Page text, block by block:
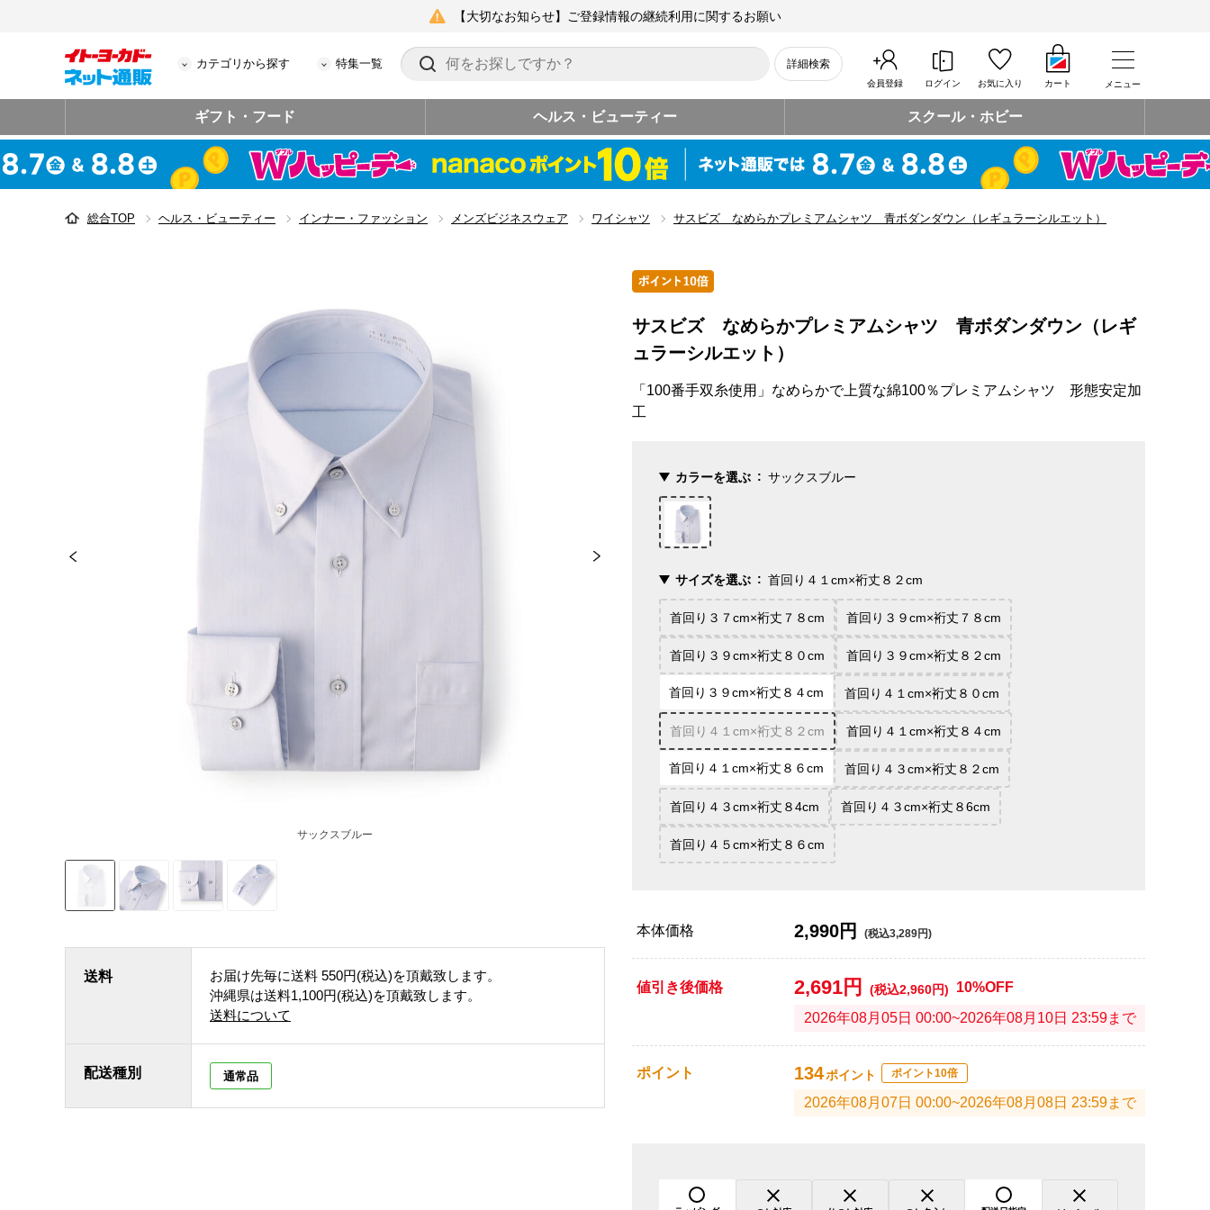
【大切なお知らせ】ご登録情報の継続利用に関するお願い
カテゴリから探す 特集一覧 詳細検索
会員登録 ログイン お気に入り カート メニュー
ギフト・フード ヘルス・ビューティー スクール・ホビー
総合TOP ヘルス・ビューティー インナー・ファッション メンズビジネスウェア ワイシャツ サスビズ なめらかプレミアムシャツ 青ボダンダウン（レギュラーシルエット）
サックスブルー
送料 お届け先毎に送料 550円(税込)を頂戴致します。
沖縄県は送料1,100円(税込)を頂戴致します。
送料について
配送種別 通常品
サスビズ なめらかプレミアムシャツ 青ボダンダウン（レギ
ュラーシルエット）
「100番手双糸使用」なめらかで上質な綿100％プレミアムシャツ 形態安定加
工
カラーを選ぶ サックスブルー
サイズを選ぶ 首回り４１cm×裄丈８２cm
首回り３７cm×裄丈７８cm 首回り３９cm×裄丈７８cm
首回り３９cm×裄丈８０cm 首回り３９cm×裄丈８２cm
首回り３９cm×裄丈８４cm 首回り４１cm×裄丈８０cm
首回り４１cm×裄丈８２cm 首回り４１cm×裄丈８４cm
首回り４１cm×裄丈８６cm 首回り４３cm×裄丈８２cm
首回り４３cm×裄丈８4cm 首回り４３cm×裄丈８6cm
首回り４５cm×裄丈８６cm
本体価格 2,990円 (税込3,289円)
値引き後価格 2,691円 (税込2,960円) 10%OFF
2026年08月05日 00:00~2026年08月10日 23:59まで
ポイント 134ポイント ポイント10倍
2026年08月07日 00:00~2026年08月08日 23:59まで